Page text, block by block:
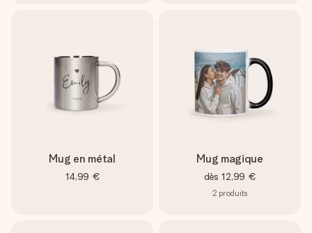
Mug en métal
14,99 €
Mug magique
dès 12,99 €
2 produits